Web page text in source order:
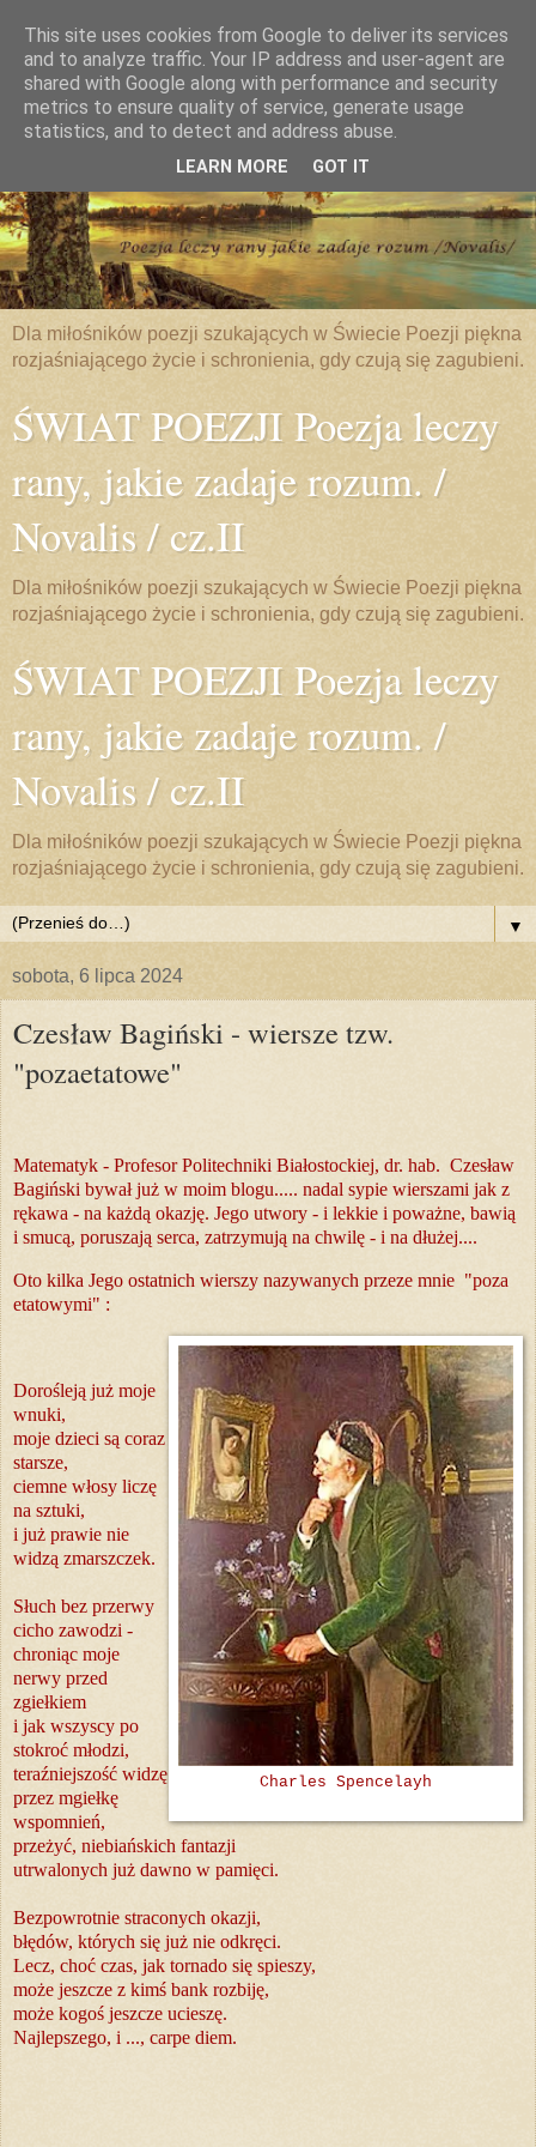
Dla miłośników poezji szukających w Świecie Poezji piękna
rozjaśniającego życie i schronienia, gdy czują się zagubieni.
ŚWIAT POEZJI Poezja leczy
rany, jakie zadaje rozum. /
Novalis / cz.II
Dla miłośników poezji szukających w Świecie Poezji piękna
rozjaśniającego życie i schronienia, gdy czują się zagubieni.
ŚWIAT POEZJI Poezja leczy
rany, jakie zadaje rozum. /
Novalis / cz.II
Dla miłośników poezji szukających w Świecie Poezji piękna
rozjaśniającego życie i schronienia, gdy czują się zagubieni.
▼
sobota, 6 lipca 2024
Czesław Bagiński - wiersze tzw.
"pozaetatowe"
Matematyk - Profesor Politechniki Białostockiej, dr. hab. Czesław
Bagiński bywał już w moim blogu..... nadal sypie wierszami jak z
rękawa - na każdą okazję. Jego utwory - i lekkie i poważne, bawią
i smucą, poruszają serca, zatrzymują na chwilę - i na dłużej....
Oto kilka Jego ostatnich wierszy nazywanych przeze mnie "poza
etatowymi" :
Charles Spencelayh
Dorośleją już moje
wnuki,
moje dzieci są coraz
starsze,
ciemne włosy liczę
na sztuki,
i już prawie nie
widzą zmarszczek.
Słuch bez przerwy
cicho zawodzi -
chroniąc moje
nerwy przed
zgiełkiem
i jak wszyscy po
stokroć młodzi,
teraźniejszość widzę
przez mgiełkę
wspomnień,
przeżyć, niebiańskich fantazji
utrwalonych już dawno w pamięci.
Bezpowrotnie straconych okazji,
błędów, których się już nie odkręci.
Lecz, choć czas, jak tornado się spieszy,
może jeszcze z kimś bank rozbiję,
może kogoś jeszcze ucieszę.
Najlepszego, i ..., carpe diem.
This site uses cookies from Google to deliver its services
and to analyze traffic. Your IP address and user-agent are
shared with Google along with performance and security
metrics to ensure quality of service, generate usage
statistics, and to detect and address abuse.
LEARN MORE GOT IT